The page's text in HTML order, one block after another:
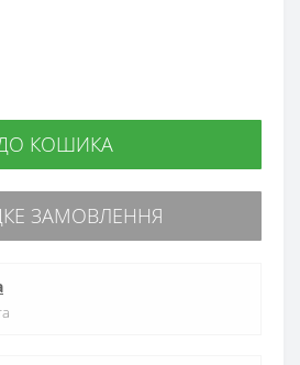
КОШИКА
ЗАМОВЛЕННЯ